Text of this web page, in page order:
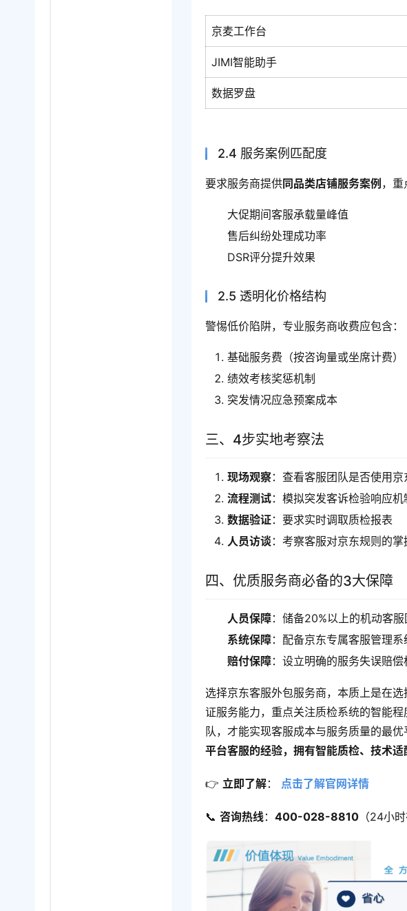
京麦工作台
JIMI智能助手
数据罗盘
2.4 服务案例匹配度
要求服务商提供同品类店铺服务案例 ，重
大促期间客服承载量峰值
售后纠纷处理成功率
DSR评分提升效果
2.5 透明化价格结构
警惕低价陷阱，专业服务商收费应包含：
基础服务费（按咨询量或坐席计费）
绩效考核奖惩机制
突发情况应急预案成本
三、4步实地考察法
现场观察：查看客服团队是否使用
流程测试：模拟突发客诉检验响应机
数据验证：要求实时调取质检报表
人员访谈 ：考察客服对京东规则的掌
四、优质服务商必备的3大保障
人员保障：储备20%以上的机动客服
系统保障：配备京东专属客服管理系
赔付保障：设立明确的服务失误赔偿
选择京东客服外包服务商，本质上是在
证服务能力，重点关注质检系统的智能
队，才能实现客服成本与服务质量的最优
平台客服的经验，拥有智能质检、技术适
👉 ​立即了解​： 点击了解官网详情
📞 ​咨询热线​：​400-028-8810 （24小